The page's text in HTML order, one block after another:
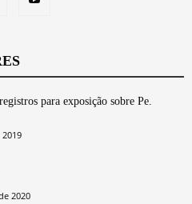
para exposição sobre Pe.
2020